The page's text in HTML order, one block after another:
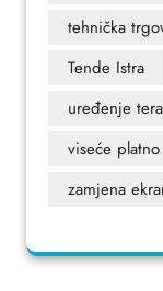
tehnička
Tende Istra
uređenje
viseće platno
zamjena